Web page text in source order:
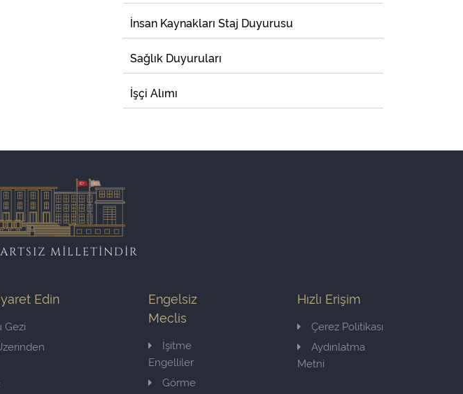
İnsan Kaynakları Staj Duyurusu
Sağlık Duyuruları
İşçi Alımı
MİLLETİNDİR
Edin
Gezi
Engelsiz
Meclis
İşitme
Engelliler
Görme
Hızlı Erişim
Çerez Politikası
Aydınlatma
Metni